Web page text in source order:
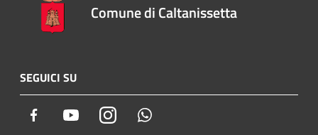
Comune di Caltanissetta
SEGUICI SU
Facebook YoutubeInstagram